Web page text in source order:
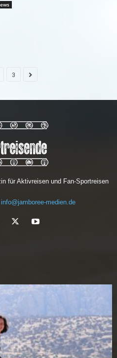
3
für Aktivreisen und Fan-Sportreisen
info@jamboree-medien.de